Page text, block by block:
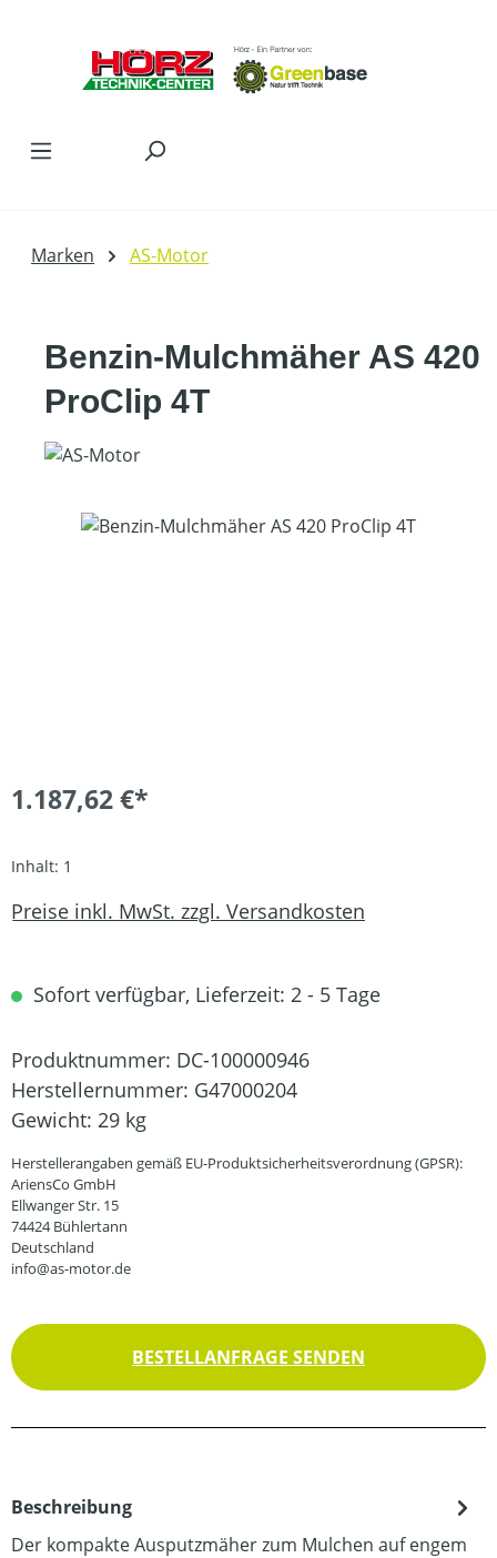
Marken AS-Motor
Benzin-Mulchmäher AS 420
ProClip 4T
Bildergalerie überspringen
1.187,62 €*
Inhalt: 1
Preise inkl. MwSt. zzgl. Versandkosten
Sofort verfügbar, Lieferzeit: 2 - 5 Tage
Produktnummer: DC-100000946
Herstellernummer: G47000204
Gewicht: 29 kg
Herstellerangaben gemäß EU-Produktsicherheitsverordnung (GPSR):
AriensCo GmbH
Ellwanger Str. 15
74424 Bühlertann
Deutschland
info@as-motor.de
BESTELLANFRAGE SENDEN
Beschreibung
Der kompakte Ausputzmäher zum Mulchen auf engem